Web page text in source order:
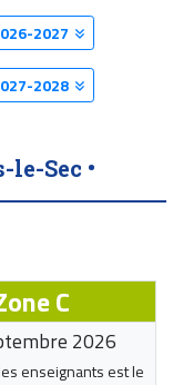
2027
2028
Sec •
C
2026
enseignants est le